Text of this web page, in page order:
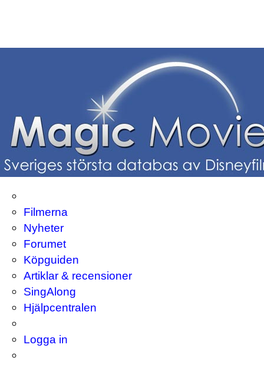
Filmerna
Nyheter
Forumet
Köpguiden
Artiklar & recensioner
SingAlong
Hjälpcentralen
Logga in